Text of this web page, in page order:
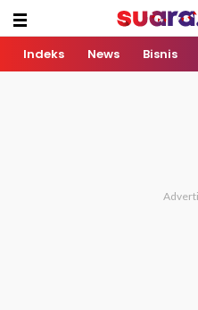
Indeks News Bisnis